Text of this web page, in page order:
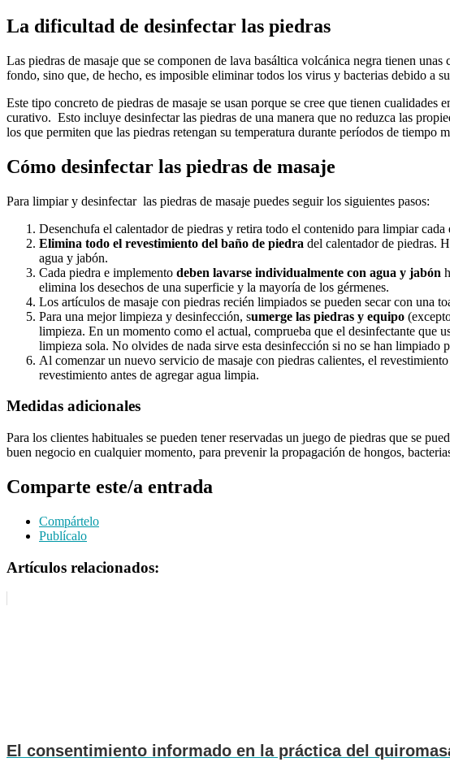
La dificultad de desinfectar las piedras
Las piedras de masaje que se componen de lava basáltica volcánica negra tienen
fondo, sino que, de hecho, es imposible eliminar todos los virus y bacterias debido a
Este tipo concreto de piedras de masaje se usan porque se cree que tienen
curativo. Esto incluye desinfectar las piedras de una manera que no reduzca las
los que permiten que las piedras retengan su temperatura durante períodos de tiempo
Cómo desinfectar las piedras de masaje
Para limpiar y desinfectar las piedras de masaje puedes seguir los siguientes pasos:
Desenchufa el calentador de piedras y retira todo el contenido para limpiar
Elimina todo el revestimiento del baño de piedra del calentador de piedras.
agua y jabón.
Cada piedra e implemento deben lavarse individualmente con agua y jabón
elimina los desechos de una superficie y la mayoría de los gérmenes.
Los artículos de masaje con piedras recién limpiados se pueden secar con una
Para una mejor limpieza y desinfección, sumerge las piedras y equipo
limpieza. En un momento como el actual, comprueba que el desinfectante que
limpieza sola. No olvides de nada sirve esta desinfección si no se han limpiado
Al comenzar un nuevo servicio de masaje con piedras calientes, el
revestimiento antes de agregar agua limpia.
Medidas adicionales
Para los clientes habituales se pueden tener reservadas un juego de piedras que se
buen negocio en cualquier momento, para prevenir la propagación de hongos,
Comparte este/a entrada
Compártelo
Publícalo
Artículos relacionados:
El consentimiento informado en la práctica del